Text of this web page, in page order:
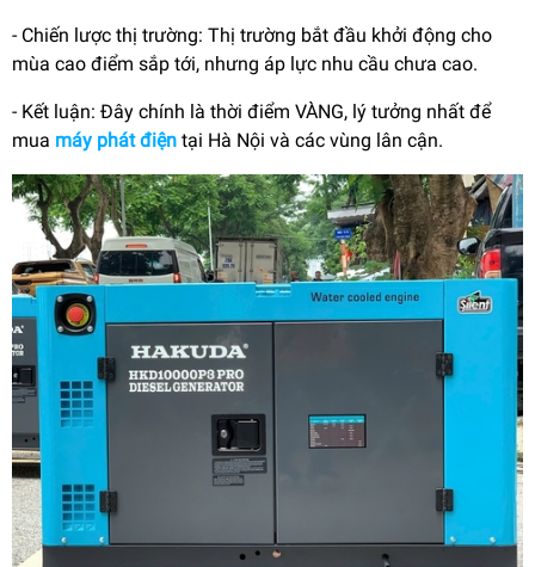
- Chiến lược thị trường: Thị trường bắt đầu khởi động cho
mùa cao điểm sắp tới, nhưng áp lực nhu cầu chưa cao.
- Kết luận: Đây chính là thời điểm VÀNG, lý tưởng nhất để
mua máy phát điện tại Hà Nội và các vùng lân cận.